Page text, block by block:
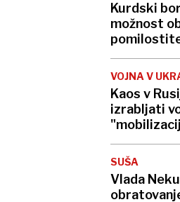
Kurdski
možnost
VOJNA V
Kaos v
izrabljati
SUŠA
Vlada